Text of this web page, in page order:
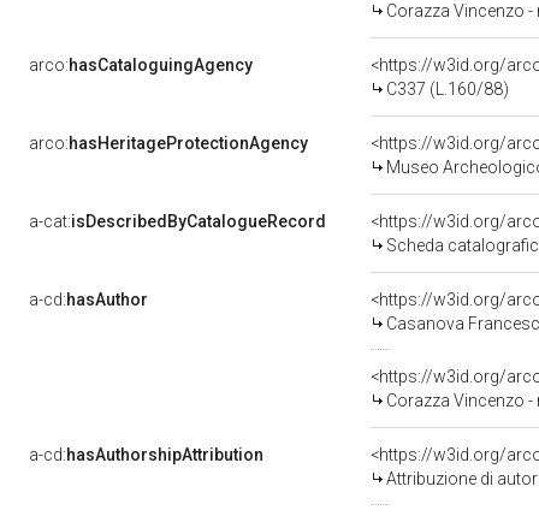
Corazza Vincenzo
arco:hasCataloguingAgency
<https://w3id.org/
C337 (L.160/88)
arco:hasHeritageProtectionAgency
<https://w3id.org/
Museo
a-cat:isDescribedByCatalogueRecord
<https://w3id.org/
Scheda
a-cd:hasAuthor
<https://w3id.org/
Casanova
<https://w3id.org/
Corazza Vincenzo
a-cd:hasAuthorshipAttribution
<https://w3id.org/
Attribuzione di